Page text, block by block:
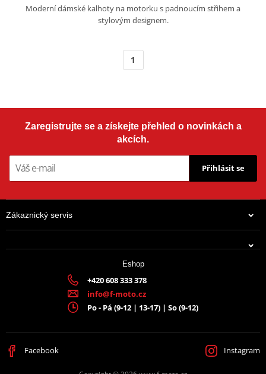
Moderní dámské kalhoty na motorku s padnoucím střihem a
stylovým designem.
1
Zaregistrujte se a získejte přehled o novinkách a
akcích.
Přihlásit se
Zákaznický servis
Eshop
+420 608 333 378
info@f-moto.cz
Po - Pá (9-12 | 13-17) | So (9-12)
Facebook Instagram